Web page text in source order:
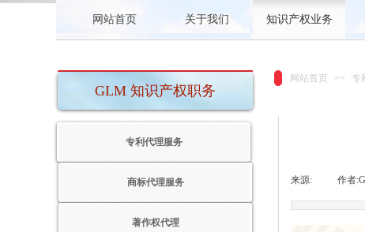
网站首页 关于我们 知识产权业务
GLM 知识产权职务
网站首页 >> 专
专利代理服务
著作权代理
商标代理服务 来源: 作者: